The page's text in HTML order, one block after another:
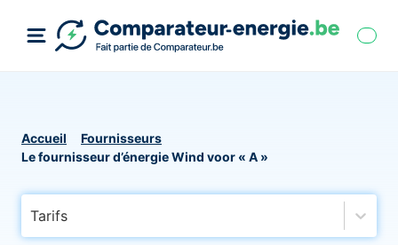
Accueil
Fournisseurs
Le fournisseur d’énergie Wind voor « A »
Tarifs